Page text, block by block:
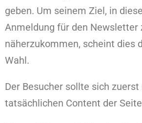
geben. Um seinem Ziel, in
Anmeldung für den Newsletter
näherzukommen, scheint dies
Wahl.
Der Besucher sollte sich
tatsächlichen Content der